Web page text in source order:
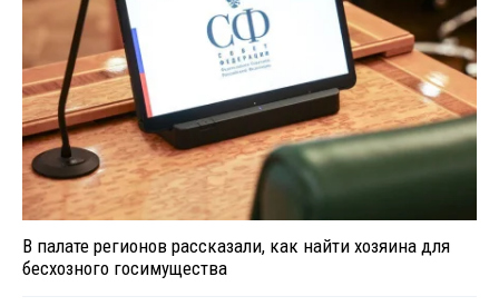
В палате регионов рассказали, как найти хозяина для
бесхозного госимущества